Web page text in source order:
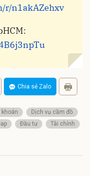
r/n1akAZehxv
Chia sẻ Zalo
khoán
Dịch vụ cầm đồ
Đầu tư
Tài chính